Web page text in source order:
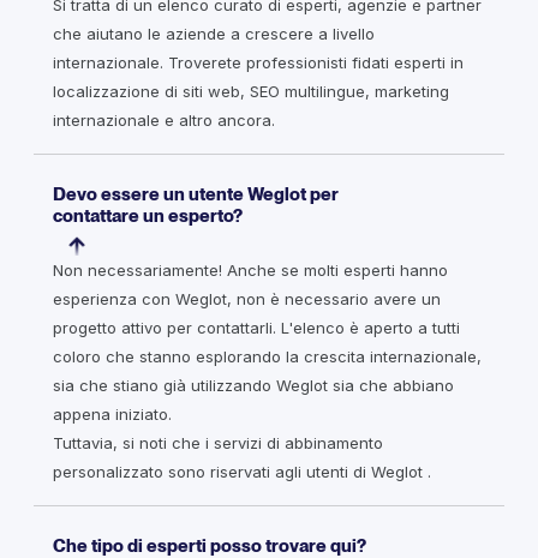
Si tratta di un elenco curato di esperti, agenzie e partner
che aiutano le aziende a crescere a livello
internazionale. Troverete professionisti fidati esperti in
localizzazione di siti web, SEO multilingue, marketing
internazionale e altro ancora.
Devo essere un utente Weglot per
contattare un esperto?
Non necessariamente! Anche se molti esperti hanno
esperienza con Weglot, non è necessario avere un
progetto attivo per contattarli. L'elenco è aperto a tutti
coloro che stanno esplorando la crescita internazionale,
sia che stiano già utilizzando Weglot sia che abbiano
appena iniziato.
Tuttavia, si noti che i servizi di abbinamento
personalizzato sono riservati agli utenti di Weglot .
Che tipo di esperti posso trovare qui?